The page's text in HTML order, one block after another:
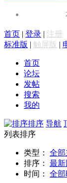
首页 | 登录 | 注册
标准版 | 触屏版 |
首页
论坛
发帖
搜索
我的
排序 导航
列表排序
类型： 全部
排序：
最新
时间：
全部